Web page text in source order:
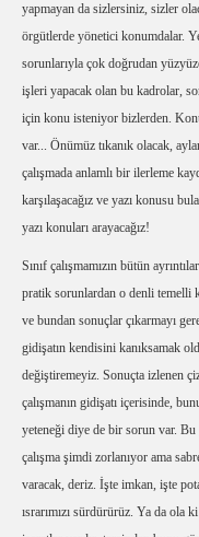
yapmayan da sizlersiniz, sizler
örgütlerde yönetici konumdalar.
sorunlarıyla çok doğrudan
işleri yapacak olan bu kadrolar,
için konu isteniyor bizlerden.
var... Önümüz tıkanık olacak,
çalışmada anlamlı bir ilerleme
karşılaşacağız ve yazı konusu
yazı konuları arayacağız!
Sınıf çalışmamızın bütün
pratik sorunlardan o denli temelli
ve bundan sonuçlar çıkarmayı
gidişatın kendisini kanıksamak
değiştiremeyiz. Sonuçta izlenen
çalışmanın gidişatı içerisinde,
yeteneği diye de bir sorun var. Bu
çalışma şimdi zorlanıyor ama
varacak, deriz. İşte imkan, işte
ısrarımızı sürdürürüz. Ya da ola